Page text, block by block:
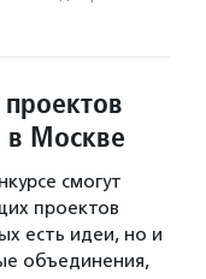
в Москве
смогут
проектов
есть идеи, но и
объединения,